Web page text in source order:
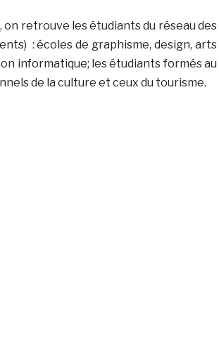
retrouve les étudiants du réseau des
: écoles de graphisme, design, arts
informatique; les étudiants formés au
de la culture et ceux du tourisme.